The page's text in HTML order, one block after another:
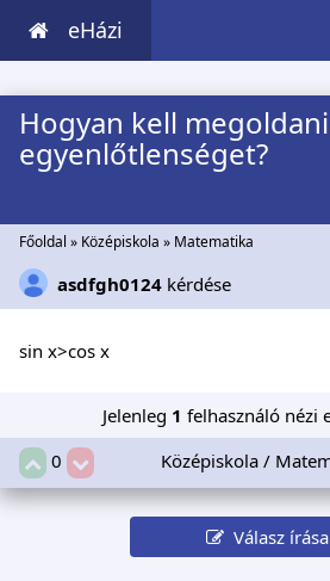
eHázi
Hogyan kell
egyenlőtlenséget?
Főoldal » Középiskola » Matematika
asdfgh0124 kérdése
sin x>cos x
Jelenleg 1 felhasználó nézi
0
Középiskola /
Válasz írása